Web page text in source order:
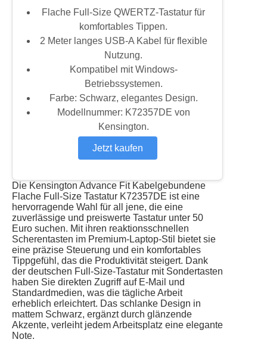
Flache Full-Size QWERTZ-Tastatur für
komfortables Tippen.
2 Meter langes USB-A Kabel für flexible
Nutzung.
Kompatibel mit Windows-
Betriebssystemen.
Farbe: Schwarz, elegantes Design.
Modellnummer: K72357DE von
Kensington.
Jetzt kaufen
Die Kensington Advance Fit Kabelgebundene
Flache Full-Size Tastatur K72357DE ist eine
hervorragende Wahl für all jene, die eine
zuverlässige und preiswerte Tastatur unter 50
Euro suchen. Mit ihren reaktionsschnellen
Scherentasten im Premium-Laptop-Stil bietet sie
eine präzise Steuerung und ein komfortables
Tippgefühl, das die Produktivität steigert. Dank
der deutschen Full-Size-Tastatur mit Sondertasten
haben Sie direkten Zugriff auf E-Mail und
Standardmedien, was die tägliche Arbeit
erheblich erleichtert. Das schlanke Design in
mattem Schwarz, ergänzt durch glänzende
Akzente, verleiht jedem Arbeitsplatz eine elegante
Note.